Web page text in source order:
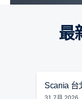
Scania 台